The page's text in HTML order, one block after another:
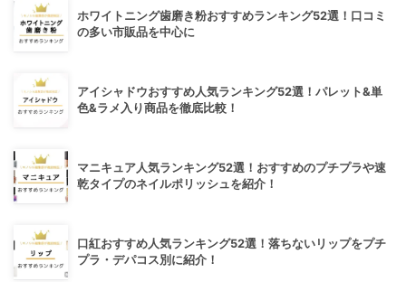
ホワイトニング歯磨き粉おすすめランキング52選！口コミ
の多い市販品を中心に
アイシャドウおすすめ人気ランキング52選！パレット&単
色&ラメ入り商品を徹底比較！
マニキュア人気ランキング52選！おすすめのプチプラや速
乾タイプのネイルポリッシュを紹介！
口紅おすすめ人気ランキング52選！落ちないリップをプチ
プラ・デパコス別に紹介！